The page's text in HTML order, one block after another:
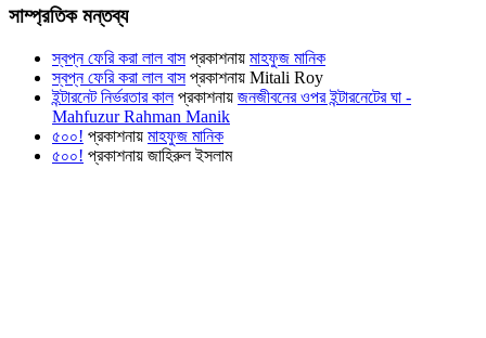
সাম্প্রতিক মন্তব্য
স্বপ্ন ফেরি করা লাল বাসপ্রকাশনায় মাহফুজ মানিক
স্বপ্ন ফেরি করা লাল বাসপ্রকাশনায় Mitali Roy
ইন্টারনেট নির্ভরতার কালপ্রকাশনায় জনজীবনের ওপর ইন্টারনেটের ঘা -
Mahfuzur Rahman Manik
৫০০! প্রকাশনায় মাহফুজ মানিক
৫০০! প্রকাশনায় জাহিরুল ইসলাম